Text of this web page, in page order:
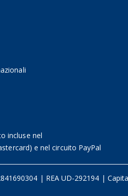
incluse nel
e nel circuito PayPal
| REA UD-292194 |